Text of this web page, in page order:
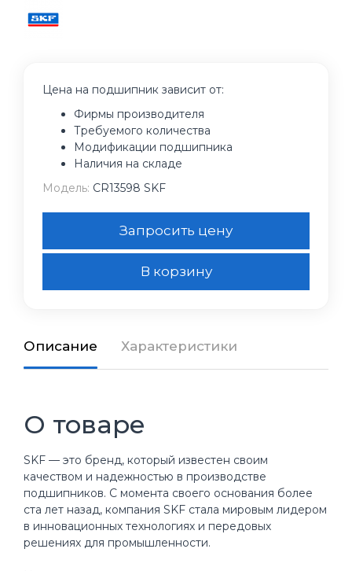
Цена на подшипник зависит от:
Фирмы производителя
Требуемого количества
Модификации подшипника
Наличия на складе
Модель: CR13598 SKF
Запросить цену
В корзину
Описание Характеристики
О товаре
SKF — это бренд, который известен своим
качеством и надежностью в производстве
подшипников. С момента своего основания более
ста лет назад, компания SKF стала мировым лидером
в инновационных технологиях и передовых
решениях для промышленности.